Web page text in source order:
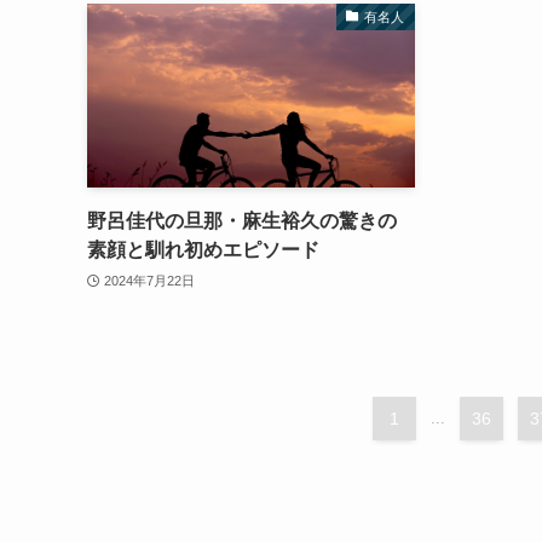
有名人
野呂佳代の旦那・麻生裕久の驚きの
素顔と馴れ初めエピソード
2024年7月22日
1 36